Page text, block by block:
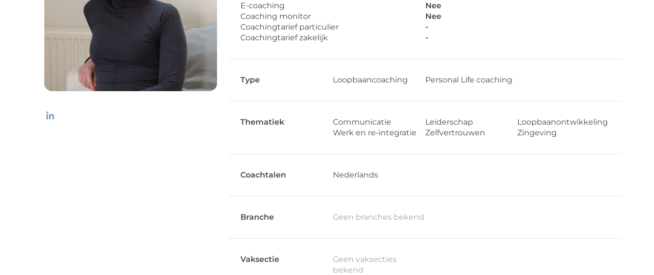
E-coaching
Nee
Coaching monitor
Nee
Coachingtarief particulier
-
Coachingtarief zakelijk
-
Type Loopbaancoaching Personal Life coaching
Thematiek Communicatie Leiderschap
Loopbaanontwikkeling
Werk en re-integratie
Zelfvertrouwen Zingeving
Coachtalen Nederlands
Branche Geen branches bekend
Vaksectie
Geen vaksecties
bekend